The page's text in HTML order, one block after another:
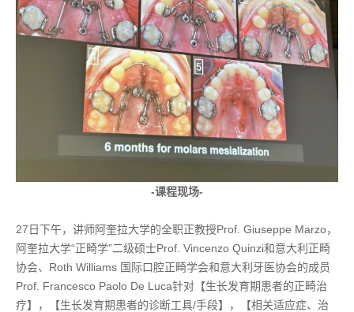
-课程现场-
27日下午，讲师阿奎拉大学的全职正教授Prof. Giuseppe Marzo，
阿奎拉大学“正畸学”二级硕士Prof. Vincenzo Quinzi和意大利正畸
协会、Roth Williams 国际口腔正畸学会和意大利牙医协会的成员
Prof. Francesco Paolo De Luca针对【生长发育期患者的正畸治
疗】，【生长发育期患者的诊断工具/手段】，【相关适应症、治